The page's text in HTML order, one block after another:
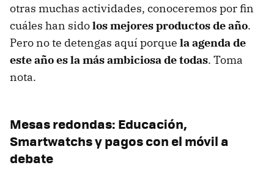
otras muchas actividades, conoceremos por fin
cuáles han sidolos mejores productos de año.
Pero no te detengas aquí porque la agenda de
este año es la más ambiciosa de todas. Toma
nota.
Mesas redondas: Educación,
Smartwatchs y pagos con el móvil a
debate